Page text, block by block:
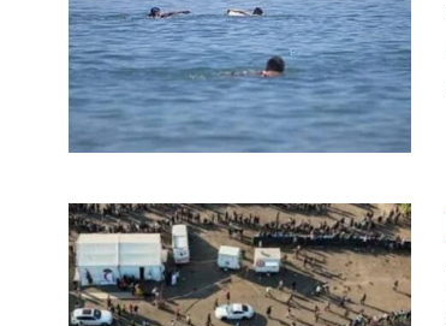
6
Culture
173
Politique